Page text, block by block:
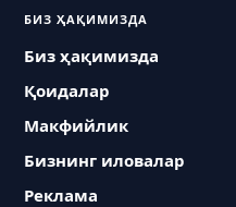
БИЗ ҲАҚИМИЗДА
Биз ҳақимизда
Қоидалар
Макфийлик
Бизнинг иловалар
Реклама